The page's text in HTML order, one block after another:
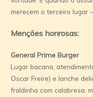
merecem o terceiro lugar
Menções honrosas:
General Prime Burger
Lugar bacana,
Oscar Freire) e lanche
fraldinha com calabresa,